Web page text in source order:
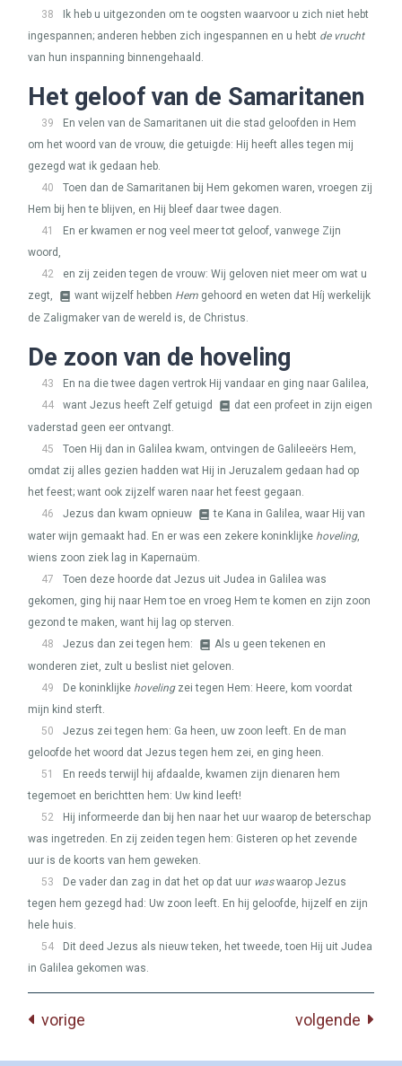
38
Ik heb u uitgezonden om te oogsten waarvoor u zich niet hebt
ingespannen; anderen hebben zich ingespannen en u hebt de vrucht
van hun inspanning binnengehaald.
Het geloof van de Samaritanen
39
En velen van de Samaritanen uit die stad geloofden in Hem
om het woord van de vrouw, die getuigde: Hij heeft alles tegen mij
gezegd wat ik gedaan heb.
40
Toen dan de Samaritanen bij Hem gekomen waren, vroegen zij
Hem bij hen te blijven, en Hij bleef daar twee dagen.
41
En er kwamen er nog veel meer tot geloof, vanwege Zijn
woord,
42
en zij zeiden tegen de vrouw: Wij geloven niet meer om wat u
zegt,
want wijzelf hebben Hem gehoord en weten dat Híj werkelijk
de Zaligmaker van de wereld is, de Christus.
De zoon van de hoveling
43
En na die twee dagen vertrok Hij vandaar en ging naar Galilea,
44
want Jezus heeft Zelf getuigd
dat een profeet in zijn eigen
vaderstad geen eer ontvangt.
45
Toen Hij dan in Galilea kwam, ontvingen de Galileeërs Hem,
omdat zij alles gezien hadden wat Hij in Jeruzalem gedaan had op
het feest; want ook zijzelf waren naar het feest gegaan.
46
Jezus dan kwam opnieuw
te Kana in Galilea, waar Hij van
water wijn gemaakt had. En er was een zekere koninklijke hoveling,
wiens zoon ziek lag in Kapernaüm.
47
Toen deze hoorde dat Jezus uit Judea in Galilea was
gekomen, ging hij naar Hem toe en vroeg Hem te komen en zijn zoon
gezond te maken, want hij lag op sterven.
48
Jezus dan zei tegen hem:
Als u geen tekenen en
wonderen ziet, zult u beslist niet geloven.
49
De koninklijke hovelingzei tegen Hem: Heere, kom voordat
mijn kind sterft.
50
Jezus zei tegen hem: Ga heen, uw zoon leeft. En de man
geloofde het woord dat Jezus tegen hem zei, en ging heen.
51
En reeds terwijl hij afdaalde, kwamen zijn dienaren hem
tegemoet en berichtten hem: Uw kind leeft!
52
Hij informeerde dan bij hen naar het uur waarop de beterschap
was ingetreden. En zij zeiden tegen hem: Gisteren op het zevende
uur is de koorts van hem geweken.
53
De vader dan zag in dat het op dat uur waswaarop Jezus
tegen hem gezegd had: Uw zoon leeft. En hij geloofde, hijzelf en zijn
hele huis.
54
Dit deed Jezus als nieuw teken, het tweede, toen Hij uit Judea
in Galilea gekomen was.
vorige volgende